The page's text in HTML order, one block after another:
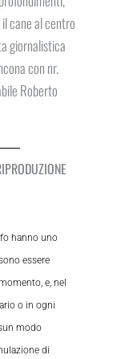
cane al centro
giornalistica
con nr.
Roberto
hanno uno
essere
e, nel
o in ogni
modo
di